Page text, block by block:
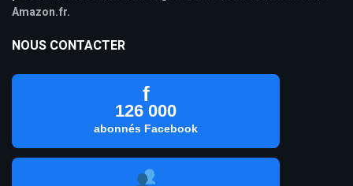
Amazon.fr.
NOUS CONTACTER
f
126 000
abonnés Facebook